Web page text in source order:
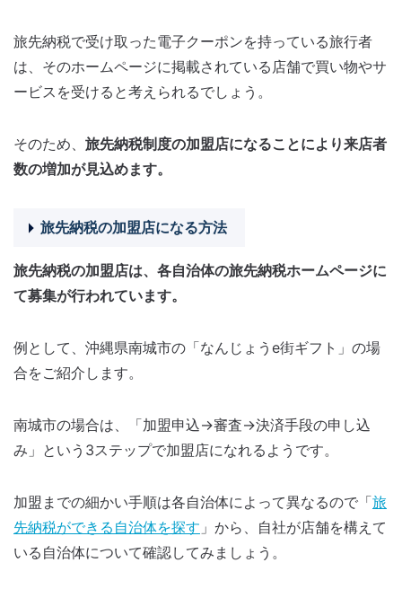
旅先納税で受け取った電子クーポンを持っている旅行者
は、そのホームページに掲載されている店舗で買い物やサ
ービスを受けると考えられるでしょう。
そのため、 旅先納税制度の加盟店になることにより来店者
数の増加が見込めます。
旅先納税の加盟店になる方法
旅先納税の加盟店は、各自治体の旅先納税ホームページに
て募集が行われています。
例として、沖縄県南城市の「なんじょうe街ギフト」の場
合をご紹介します。
南城市の場合は、「加盟申込→審査→決済手段の申し込
み」という3ステップで加盟店になれるようです。
加盟までの細かい手順は各自治体によって異なるので「旅
先納税ができる自治体を探す 」から、自社が店舗を構えて
いる自治体について確認してみましょう。